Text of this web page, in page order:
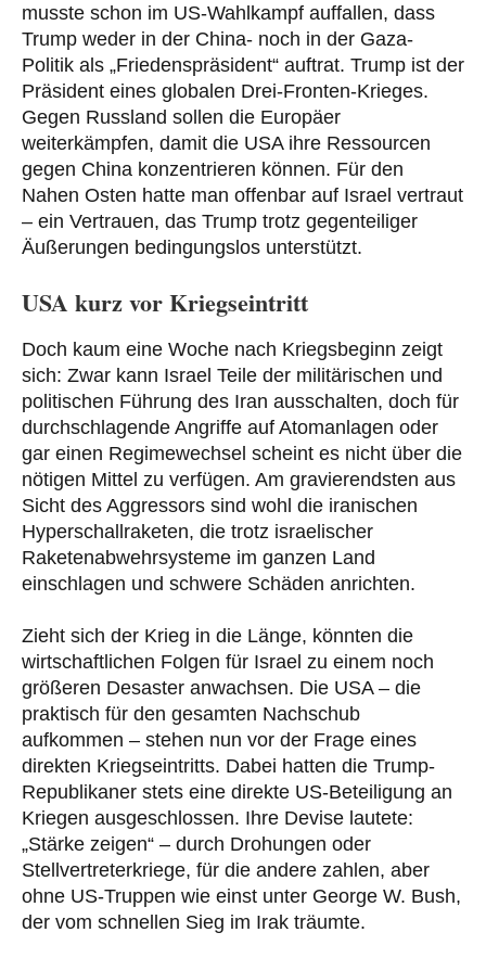
musste schon im US-Wahlkampf auffallen, dass
Trump weder in der China- noch in der Gaza-
Politik als „Friedenspräsident“ auftrat. Trump ist der
Präsident eines globalen Drei-Fronten-Krieges.
Gegen Russland sollen die Europäer
weiterkämpfen, damit die USA ihre Ressourcen
gegen China konzentrieren können. Für den
Nahen Osten hatte man offenbar auf Israel vertraut
– ein Vertrauen, das Trump trotz gegenteiliger
Äußerungen bedingungslos unterstützt.
USA kurz vor Kriegseintritt
Doch kaum eine Woche nach Kriegsbeginn zeigt
sich: Zwar kann Israel Teile der militärischen und
politischen Führung des Iran ausschalten, doch für
durchschlagende Angriffe auf Atomanlagen oder
gar einen Regimewechsel scheint es nicht über die
nötigen Mittel zu verfügen. Am gravierendsten aus
Sicht des Aggressors sind wohl die iranischen
Hyperschallraketen, die trotz israelischer
Raketenabwehrsysteme im ganzen Land
einschlagen und schwere Schäden anrichten.
Zieht sich der Krieg in die Länge, könnten die
wirtschaftlichen Folgen für Israel zu einem noch
größeren Desaster anwachsen. Die USA – die
praktisch für den gesamten Nachschub
aufkommen – stehen nun vor der Frage eines
direkten Kriegseintritts. Dabei hatten die Trump-
Republikaner stets eine direkte US-Beteiligung an
Kriegen ausgeschlossen. Ihre Devise lautete:
„Stärke zeigen“ – durch Drohungen oder
Stellvertreterkriege, für die andere zahlen, aber
ohne US-Truppen wie einst unter George W. Bush,
der vom schnellen Sieg im Irak träumte.